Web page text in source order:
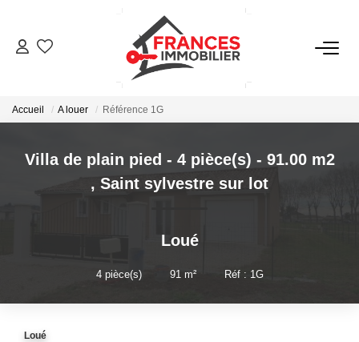
GESTION LOCATIVE
NOTRE AGENCE
Accueil A louer Référence 1G
Villa de plain pied - 4 pièce(s) - 91.00 m2
, Saint sylvestre sur lot
Loué
4pièce(s) 91 m² Réf : 1G
Loué